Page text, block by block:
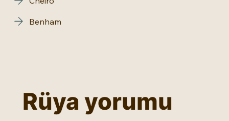
Benham
Rüya yorumu